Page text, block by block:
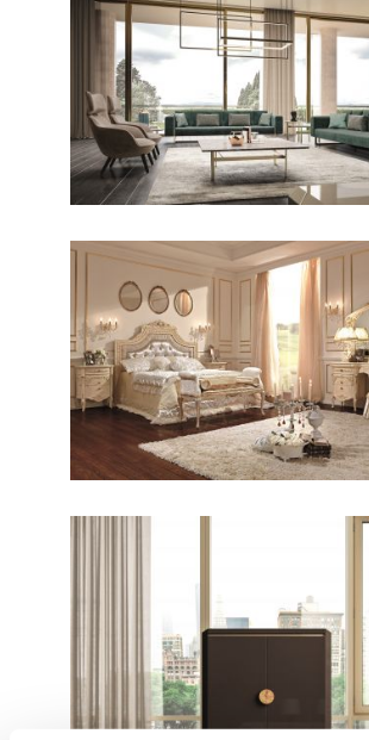
CONTEMPORANEO /
Richmond
CLASSICO / CAMERE
Reggenza